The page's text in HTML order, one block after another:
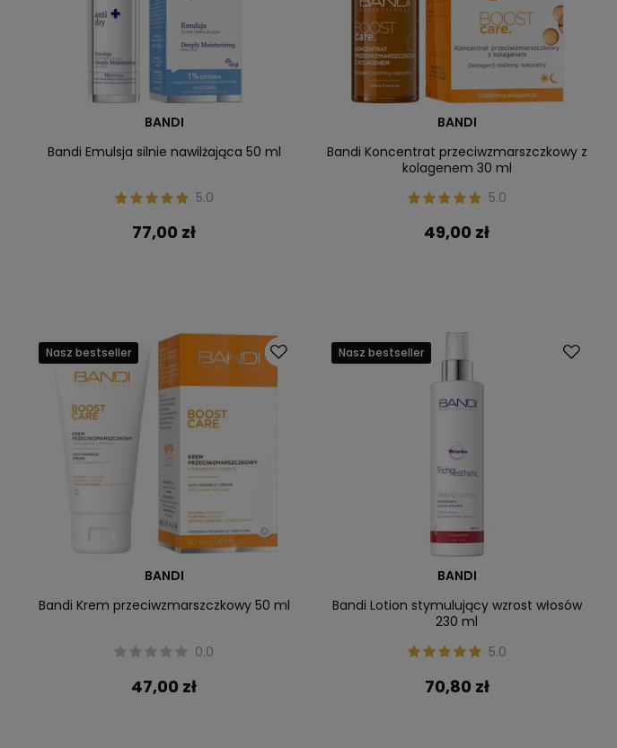
BANDI
Bandi Emulsja silnie nawilżająca 50 ml
5.0
77,00 zł
BANDI
Bandi Koncentrat przeciwzmarszczkowy z
kolagenem 30 ml
5.0
49,00 zł
Nasz bestseller
BANDI
Bandi Krem przeciwzmarszczkowy 50 ml
0.0
47,00 zł
Nasz bestseller
BANDI
Bandi Lotion stymulujący wzrost włosów
230 ml
5.0
70,80 zł